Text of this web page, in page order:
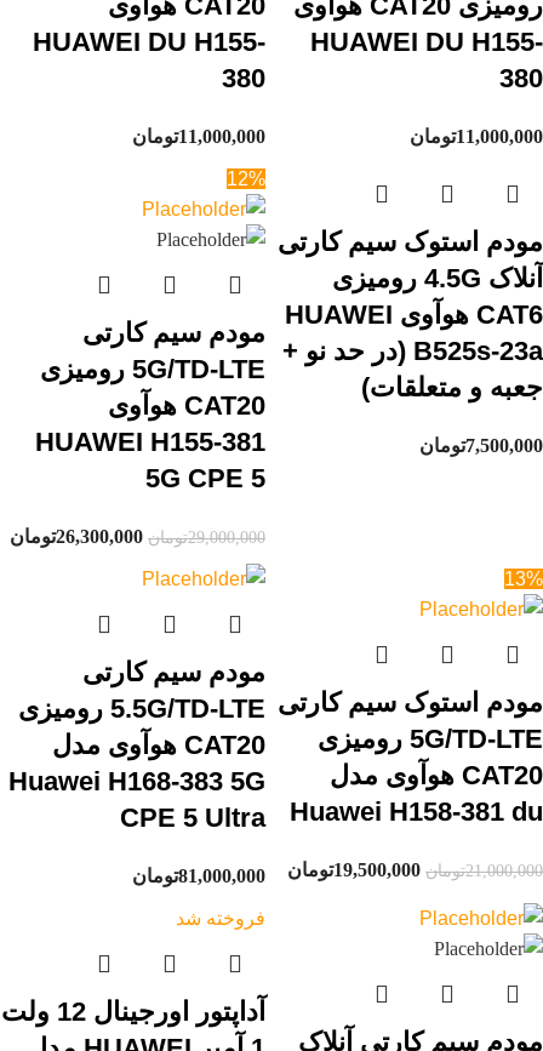
HUAWEI DU H155-
380
11,000,000تومان
HUAWEI DU H155-
380
11,000,000تومان
مودم استوک سیم کارتی
آنلاک 4.5G رومیزی
CAT6 هوآوی HUAWEI
B525s-23a (در حد نو +
جعبه و متعلقات)
7,500,000تومان
12%
مودم سیم کارتی
5G/TD-LTE رومیزی
CAT20 هوآوی
HUAWEI H155-381
5G CPE 5
29,000,000تومان 26,300,000تومان
13%
مودم استوک سیم کارتی
5G/TD-LTE رومیزی
CAT20 هوآوی مدل
Huawei H158-381 du
21,000,000تومان 19,500,000تومان
مودم سیم کارتی
5.5G/TD-LTE رومیزی
CAT20 هوآوی مدل
Huawei H168-383 5G
CPE 5 Ultra
81,000,000تومان
مودم سیم کارتی آنلاک
فروخته شد
آداپتور اورجینال 12 ولت